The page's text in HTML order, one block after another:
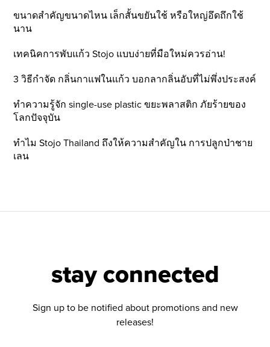
ขนาดสำคัญขนาดไหน เล็กสั้นขยันใช้ หรือใหญ่อึดถึกใช้
นาน
เทคนิคการพับแก้ว Stojo แบบง่ายที่มือใหม่ควรอ่าน!
3 วิธีกำจัด กลิ่นกาแฟในแก้ว บอกลากลิ่นอับที่ไม่พึ่งประสงค์
ทำความรู้จัก single-use plastic ขยะพลาสติก ภัยร้ายของ
โลกปัจจุบัน
ทำไม Stojo Thailand ถึงให้ความสำคัญใน การปลูกป่าชาย
เลน
stay connected
Sign up to be notified about promotions and new
releases!